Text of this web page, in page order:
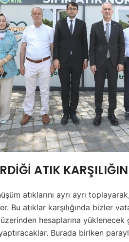
ATIK
atıklarını ayrı ayrı
Bu atıklar karşılığında bizler
hesaplarına yüklenecek
Burada biriken